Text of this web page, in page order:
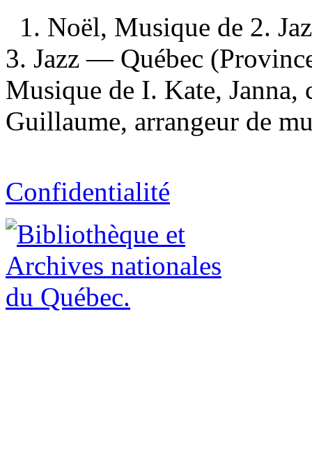
1. Noël, Musique de 2.
3. Jazz — Québec
Musique de I. Kate,
Guillaume, arrangeur de
Confidentialité